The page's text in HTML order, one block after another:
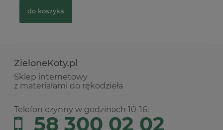
do koszyka
ZieloneKoty.pl
Sklep internetowy
z materiałami do rękodzieła
Telefon czynny w godzinach 10-16:
58 300 02 02